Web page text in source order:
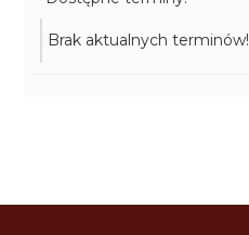
Brak aktualnych terminów!